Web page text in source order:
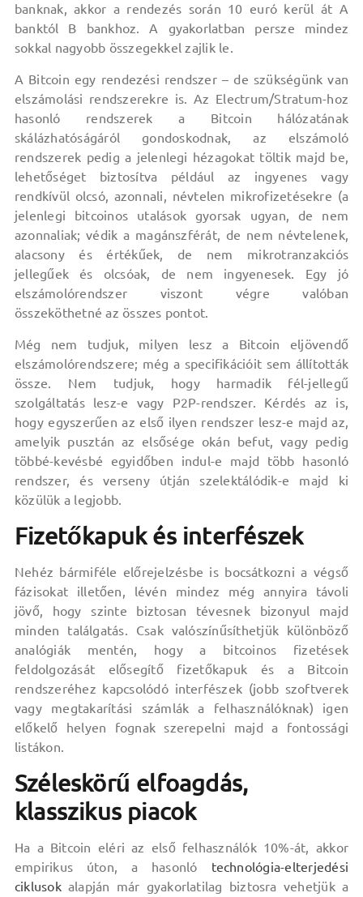
banknak, akkor a rendezés során 10 euró kerül át A
banktól B bankhoz. A gyakorlatban persze mindez
sokkal nagyobb összegekkel zajlik le.
A Bitcoin egy rendezési rendszer – de szükségünk van
elszámolási rendszerekre is. Az Electrum/Stratum-hoz
hasonló rendszerek a Bitcoin hálózatának
skálázhatóságáról gondoskodnak, az elszámoló
rendszerek pedig a jelenlegi hézagokat töltik majd be,
lehetőséget biztosítva például az ingyenes vagy
rendkívül olcsó, azonnali, névtelen mikrofizetésekre (a
jelenlegi bitcoinos utalások gyorsak ugyan, de nem
azonnaliak; védik a magánszférát, de nem névtelenek,
alacsony és értékűek, de nem mikrotranzakciós
jellegűek és olcsóak, de nem ingyenesek. Egy jó
elszámolórendszer viszont végre valóban
összeköthetné az összes pontot.
Még nem tudjuk, milyen lesz a Bitcoin eljövendő
elszámolórendszere; még a specifikációit sem állították
össze. Nem tudjuk, hogy harmadik fél-jellegű
szolgáltatás lesz-e vagy P2P-rendszer. Kérdés az is,
hogy egyszerűen az első ilyen rendszer lesz-e majd az,
amelyik pusztán az elsősége okán befut, vagy pedig
többé-kevésbé egyidőben indul-e majd több hasonló
rendszer, és verseny útján szelektálódik-e majd ki
közülük a legjobb.
Fizetőkapuk és interfészek
Nehéz bármiféle előrejelzésbe is bocsátkozni a végső
fázisokat illetően, lévén mindez még annyira távoli
jövő, hogy szinte biztosan tévesnek bizonyul majd
minden találgatás. Csak valószínűsíthetjük különböző
analógiák mentén, hogy a bitcoinos fizetések
feldolgozását elősegítő fizetőkapuk és a Bitcoin
rendszeréhez kapcsolódó interfészek (jobb szoftverek
vagy megtakarítási számlák a felhasználóknak) igen
előkelő helyen fognak szerepelni majd a fontossági
listákon.
Széleskörű elfoagdás,
klasszikus piacok
Ha a Bitcoin eléri az első felhasználók 10%-át, akkor
empirikus úton, a hasonló technológia-elterjedési
ciklusokalapján már gyakorlatilag biztosra vehetjük a